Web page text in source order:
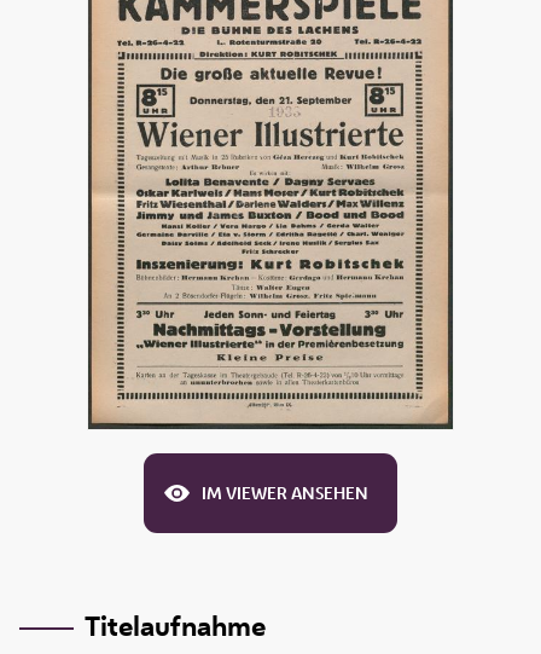
IM VIEWER ANSEHEN
Titelaufnahme